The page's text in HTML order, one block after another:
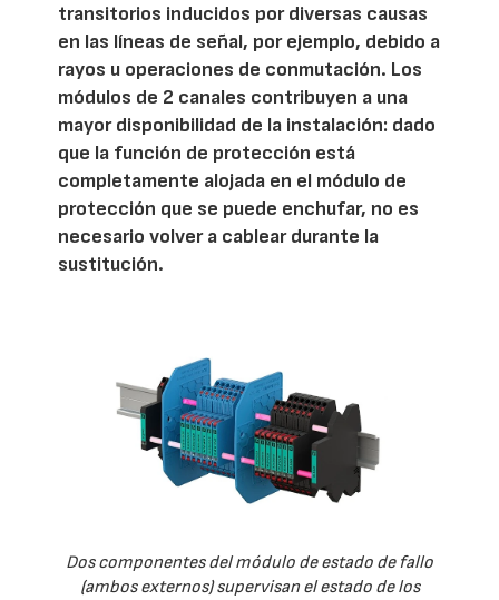
transitorios inducidos por diversas causas
en las líneas de señal, por ejemplo, debido a
rayos u operaciones de conmutación. Los
módulos de 2 canales contribuyen a una
mayor disponibilidad de la instalación: dado
que la función de protección está
completamente alojada en el módulo de
protección que se puede enchufar, no es
necesario volver a cablear durante la
sustitución.
Dos componentes del módulo de estado de fallo
(ambos externos) supervisan el estado de los